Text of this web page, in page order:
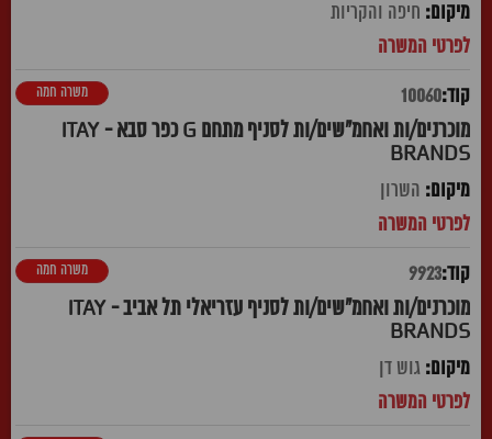
חיפה והקריות
10060
מוכרנים/ות ואחמ"שים/ות לסניף מתחם G כפר סבא - ITAY
BRANDS
משרה חמה
השרון
9923
מוכרנים/ות ואחמ"שים/ות לסניף עזריאלי תל אביב - ITAY
BRANDS
משרה חמה
גוש דן